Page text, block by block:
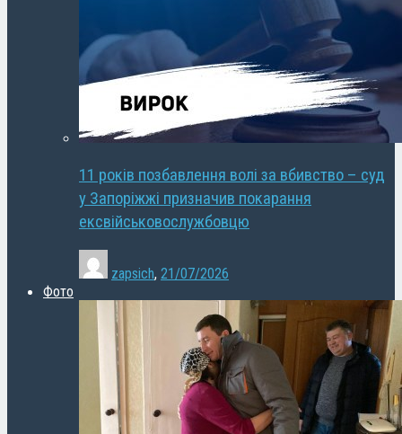
11 років позбавлення волі за вбивство – суд
у Запоріжжі призначив покарання
ексвійськовослужбовцю
zapsich, 21/07/2026
Фото